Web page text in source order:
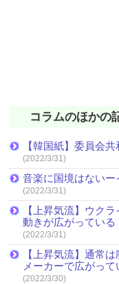
コラムのほかの
【韓国紙】委員会共
(2022/3/31)
音楽に国境はないー
(2022/3/31)
【上昇気流】ウク
動きが広がっている
(2022/3/31)
【上昇気流】通常
メーカーで広がって
(2022/3/30)